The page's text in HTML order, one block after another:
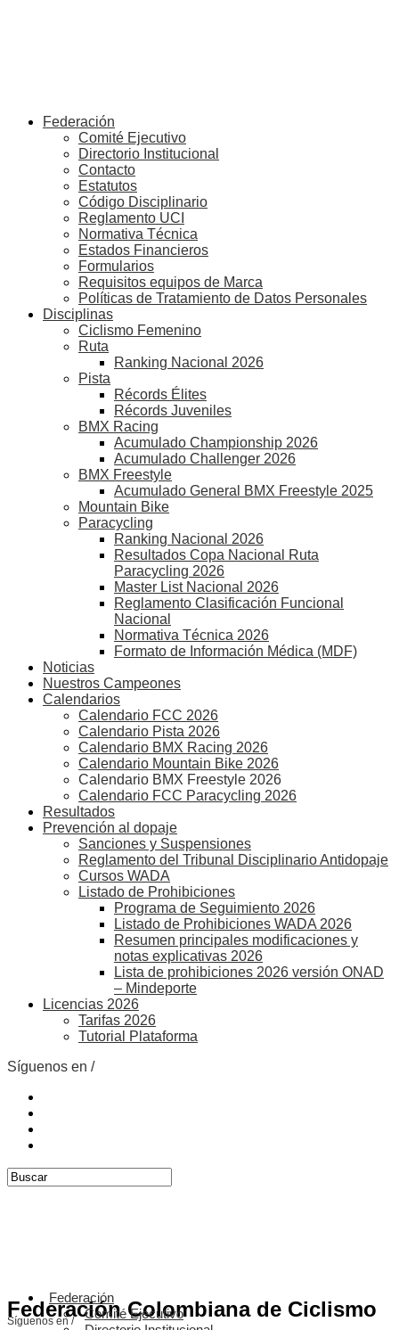
Federación
Comité Ejecutivo
Directorio Institucional
Contacto
Estatutos
Código Disciplinario
Reglamento UCI
Normativa Técnica
Estados Financieros
Formularios
Requisitos equipos de Marca
Políticas de Tratamiento de Datos Personales
Disciplinas
Ciclismo Femenino
Ruta
Ranking Nacional 2026
Pista
Récords Élites
Récords Juveniles
BMX Racing
Acumulado Championship 2026
Acumulado Challenger 2026
BMX Freestyle
Acumulado General BMX Freestyle 2025
Mountain Bike
Paracycling
Ranking Nacional 2026
Resultados Copa Nacional Ruta
Paracycling 2026
Master List Nacional 2026
Reglamento Clasificación Funcional
Nacional
Normativa Técnica 2026
Formato de Información Médica (MDF)
Noticias
Nuestros Campeones
Calendarios
Calendario FCC 2026
Calendario Pista 2026
Calendario BMX Racing 2026
Calendario Mountain Bike 2026
Calendario BMX Freestyle 2026
Calendario FCC Paracycling 2026
Resultados
Prevención al dopaje
Sanciones y Suspensiones
Reglamento del Tribunal Disciplinario Antidopaje
Cursos WADA
Listado de Prohibiciones
Programa de Seguimiento 2026
Listado de Prohibiciones WADA 2026
Resumen principales modificaciones y
notas explicativas 2026
Lista de prohibiciones 2026 versión ONAD
– Mindeporte
Licencias 2026
Tarifas 2026
Tutorial Plataforma
Síguenos en /
Federación Colombiana de Ciclismo
Síguenos en /
Federación
Comité Ejecutivo